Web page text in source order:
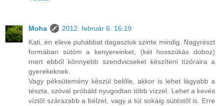
Moha
2012. február 6. 16:19
Kati, én eleve puhábbat dagasztok szinte mindig. Nagyrészt
formában sütöm a kenyereinket, (két hosszúkás doboz)
mert ebből könnyebb szendvicseket készíteni tízóraira a
gyerekeknek.
Vagy péksütemény készül belőle, akkor is lehet lágyabb a
tészta, szóval próbáld nyugodtan több vízzel. Lehet a kevés
víztől szárazabb a bélzet, vagy a túl sokáig sütéstől is. Erre